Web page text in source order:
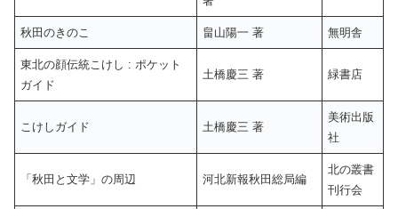
秋田のきのこ 畠山陽一 著 無明舎
東北の顔伝統こけし : ポケット
ガイド
土橋慶三 著 緑書店
こけしガイド 土橋慶三 著
美術出版
社
「秋田と文学」の周辺 河北新報秋田総局編
北の叢書
刊行会